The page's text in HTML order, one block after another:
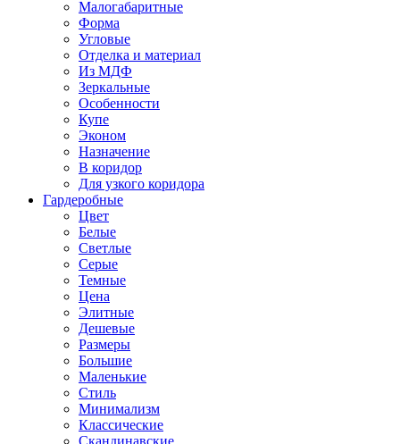
Малогабаритные
Форма
Угловые
Отделка и материал
Из МДФ
Зеркальные
Особенности
Купе
Эконом
Назначение
В коридор
Для узкого коридора
Гардеробные
Цвет
Белые
Светлые
Серые
Темные
Цена
Элитные
Дешевые
Размеры
Большие
Маленькие
Стиль
Минимализм
Классические
Скандинавские